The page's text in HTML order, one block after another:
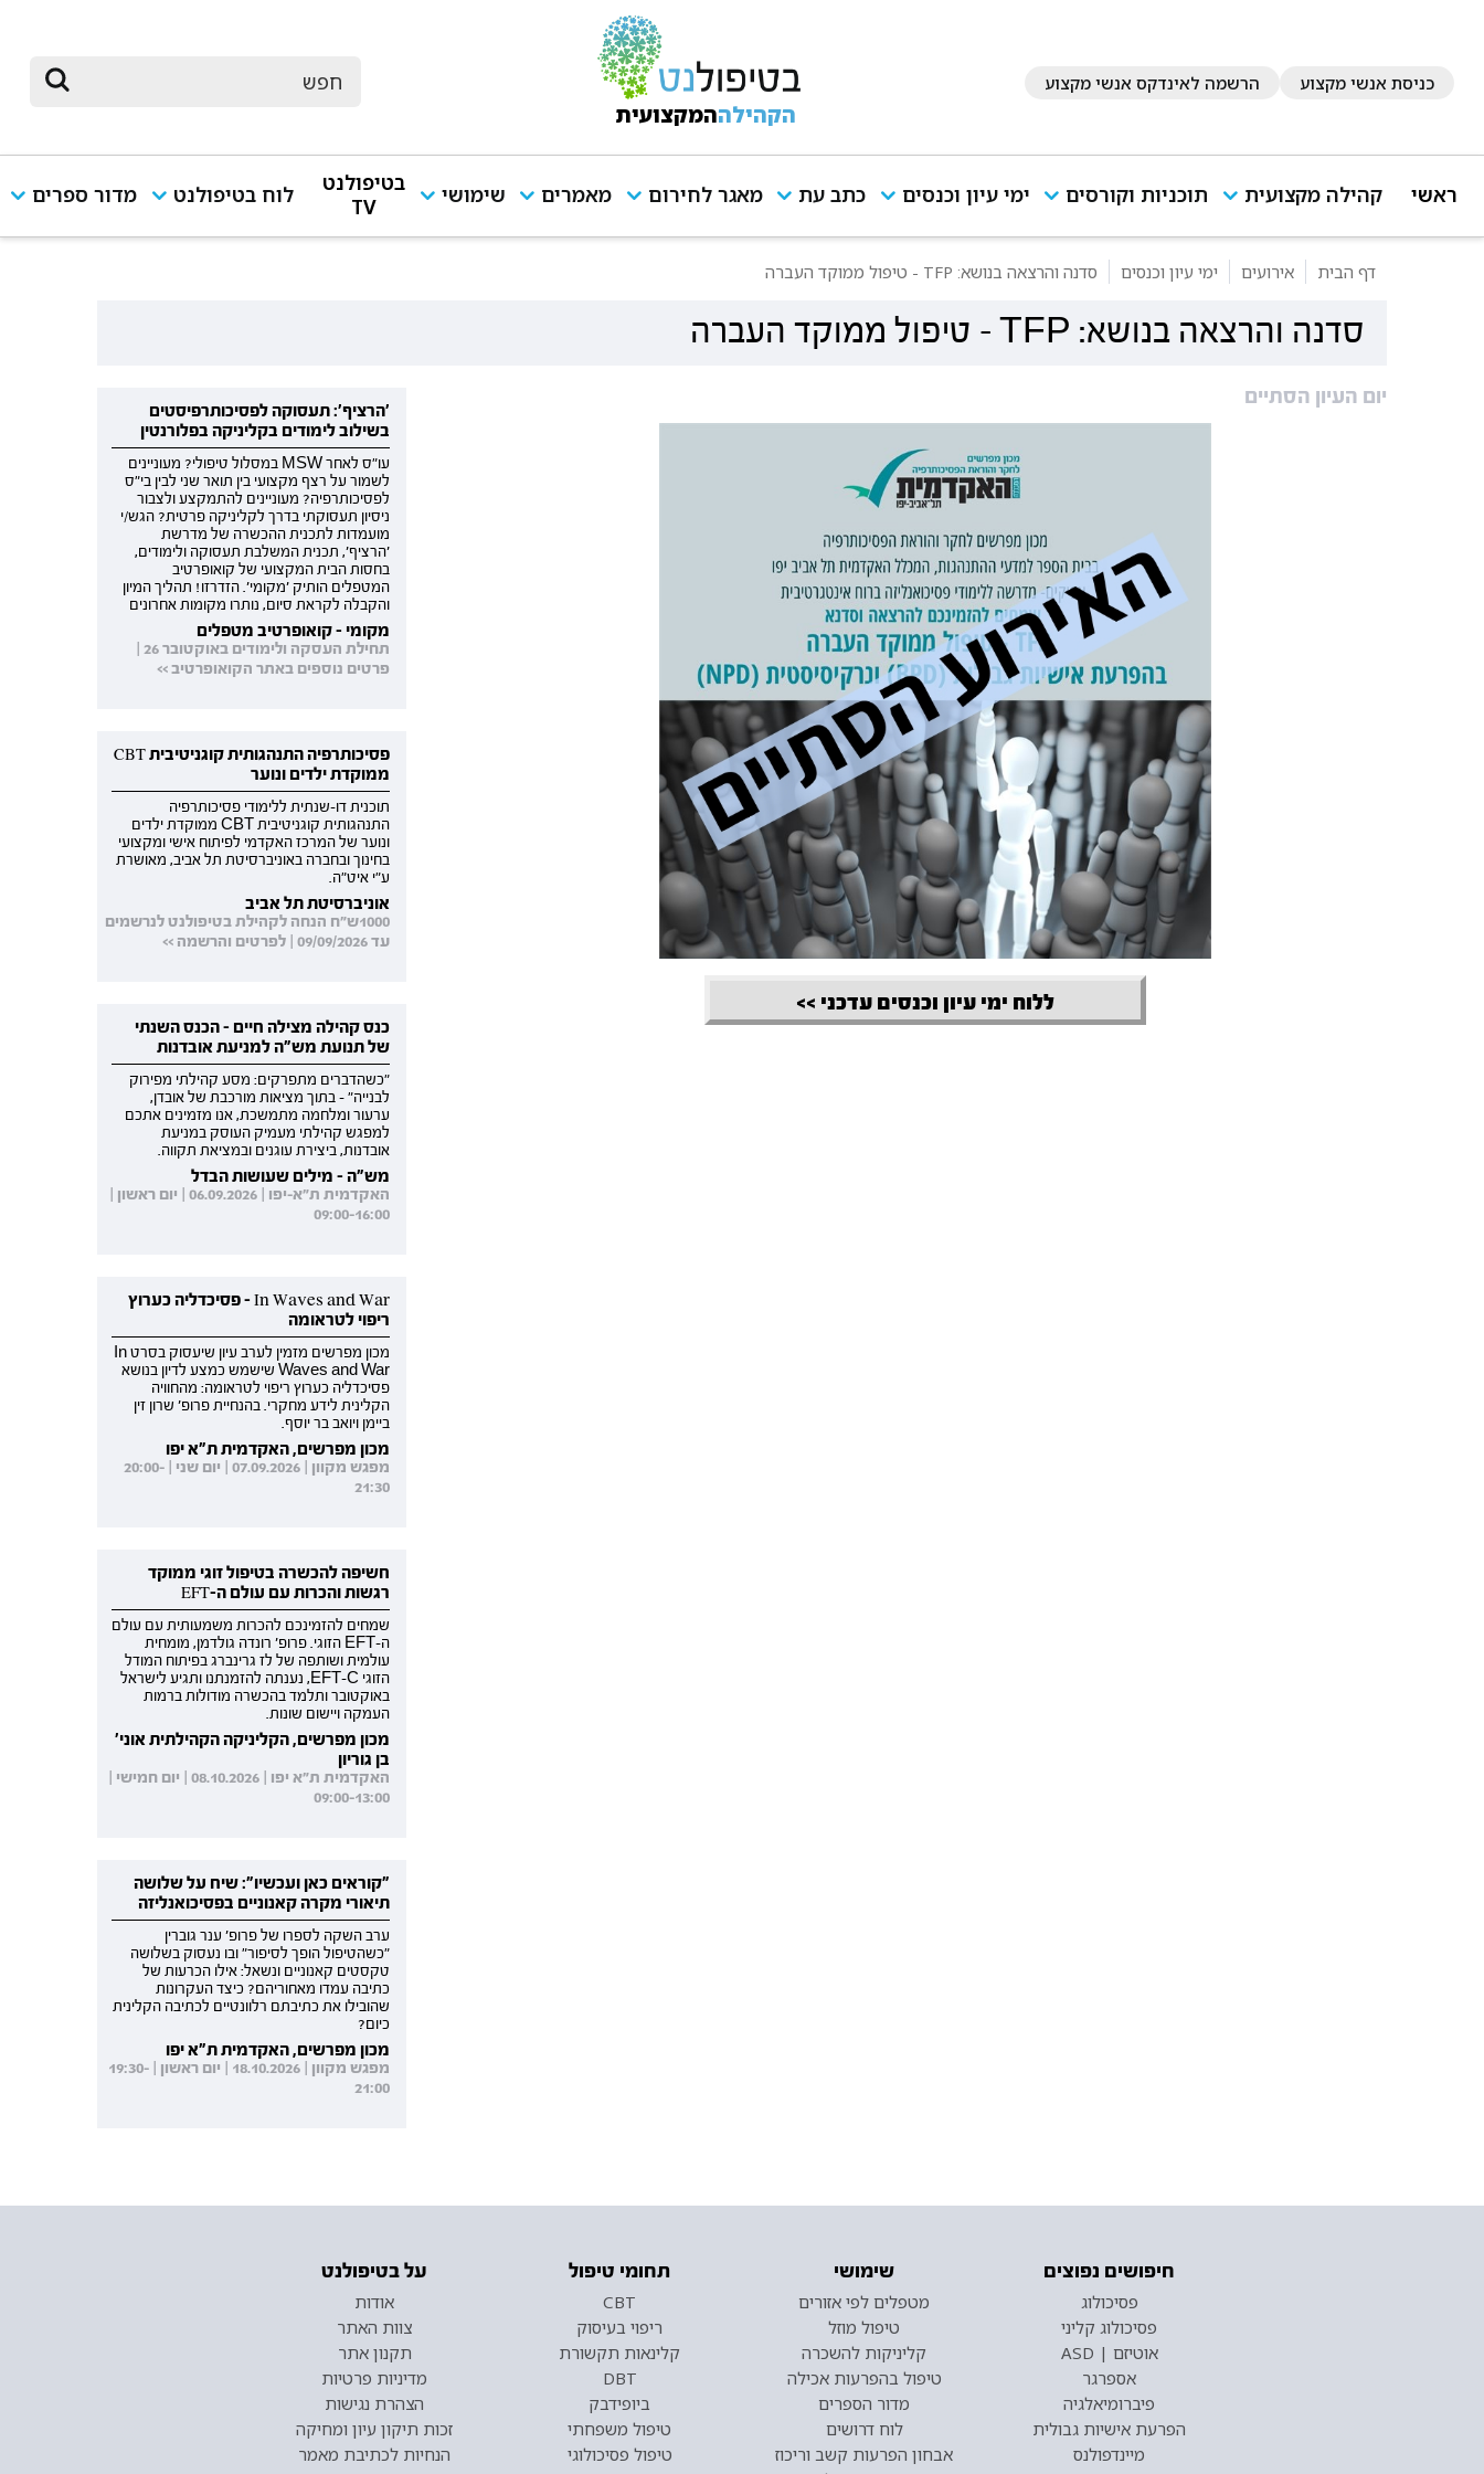
כניסת אנשי מקצוע הרשמה לאינדקס אנשי מקצוע
הקהילההמקצועית
ראשי קהילה מקצועית תוכניות וקורסים ימי עיון וכנסים כתב עת מאגר לחירום מאמרים שימושי
בטיפולנט
TV
לוח בטיפולנט מדור ספרים
דף הבית אירועים ימי עיון וכנסים סדנה והרצאה בנושא: TFP - טיפול ממוקד העברה
סדנה והרצאה בנושא: TFP - טיפול ממוקד העברה
יום העיון הסתיים
ללוח ימי עיון וכנסים עדכני >>
'הרציף': תעסוקה לפסיכותרפיסטים
בשילוב לימודים בקליניקה בפלורנטין
עו"ס לאחר MSW במסלול טיפולי? מעוניינים
לשמור על רצף מקצועי בין תואר שני לבין בי"ס
לפסיכותרפיה? מעוניינים להתמקצע ולצבור
ניסיון תעסוקתי בדרך לקליניקה פרטית? הגש/י
מועמדות לתכנית ההכשרה של מדרשת
'הרציף', תכנית המשלבת תעסוקה ולימודים,
בחסות הבית המקצועי של קואופרטיב
המטפלים הותיק 'מקומי'. הזדרזו! תהליך המיון
והקבלה לקראת סיום, נותרו מקומות אחרונים
מקומי - קואופרטיב מטפלים
תחילת העסקה ולימודים באוקטובר 26 |
פרטים נוספים באתר הקואופרטיב >>
פסיכותרפיה התנהגותית קוגניטיבית CBT
ממוקדת ילדים ונוער
תוכנית דו-שנתית ללימודי פסיכותרפיה
התנהגותית קוגניטיבית CBT ממוקדת ילדים
ונוער של המרכז האקדמי לפיתוח אישי ומקצועי
בחינוך ובחברה באוניברסיטת תל אביב, מאושרת
ע"י איט"ה.
אוניברסיטת תל אביב
1000ש"ח הנחה לקהילת בטיפולנט לנרשמים
עד 09/09/2026 | לפרטים והרשמה >>
כנס קהילה מצילה חיים - הכנס השנתי
של תנועת מש"ה למניעת אובדנות
"כשהדברים מתפרקים: מסע קהילתי מפירוק
לבנייה" - בתוך מציאות מורכבת של אובדן,
ערעור ומלחמה מתמשכת, אנו מזמינים אתכם
למפגש קהילתי מעמיק העוסק במניעת
אובדנות, ביצירת עוגנים ובמציאת תקווה.
מש"ה - מילים שעושות הבדל
האקדמית ת"א-יפו | 06.09.2026 | יום ראשון |
09:00-16:00
In Waves and War - פסיכדליה כערוץ
ריפוי לטראומה
מכון מפרשים מזמין לערב עיון שיעסוק בסרט In
Waves and War שישמש כמצע לדיון בנושא
פסיכדליה כערוץ ריפוי לטראומה: מהחוויה
הקלינית לידע מחקרי. בהנחיית פרופ' שרון זין
ביימן ויואב בר יוסף.
מכון מפרשים, האקדמית ת"א יפו
מפגש מקוון | 07.09.2026 | יום שני | 20:00-
21:30
חשיפה להכשרה בטיפול זוגי ממוקד
רגשות והכרות עם עולם ה-EFT
שמחים להזמינכם להכרות משמעותית עם עולם
ה-EFT הזוגי. פרופ' רונדה גולדמן, מומחית
עולמית ושותפה של לז גרינברג בפיתוח המודל
הזוגי EFT-C, נענתה להזמנתנו ותגיע לישראל
באוקטובר ותלמד בהכשרה מודולות ברמות
העמקה ויישום שונות.
מכון מפרשים, הקליניקה הקהילתית אוני'
בן גוריון
האקדמית ת"א יפו | 08.10.2026 | יום חמישי |
09:00-13:00
"קוראים כאן ועכשיו": שיח על שלושה
תיאורי מקרה קאנוניים בפסיכואנליזה
ערב השקה לספרו של פרופ' ענר גוברין
"כשהטיפול הופך לסיפור" ובו נעסוק בשלושה
טקסטים קאנוניים ונשאל: אילו הכרעות של
כתיבה עמדו מאחוריהם? כיצד העקרונות
שהובילו את כתיבתם רלוונטיים לכתיבה הקלינית
כיום?
מכון מפרשים, האקדמית ת"א יפו
מפגש מקוון | 18.10.2026 | יום ראשון | 19:30-
21:00
חיפושים נפוצים
פסיכולוג
פסיכולוג קליני
אוטיזם | ASD
אספרגר
פיברומיאלגיה
הפרעת אישיות גבולית
מיינדפולנס
שימושי
מטפלים לפי אזורים
טיפול מוזל
קליניקות להשכרה
טיפול בהפרעות אכילה
מדור הספרים
לוח דרושים
אבחון הפרעות קשב וריכוז
תחומי טיפול
CBT
ריפוי בעיסוק
קלינאות תקשורת
DBT
ביופידבק
טיפול משפחתי
טיפול פסיכולוגי
על בטיפולנט
אודות
צוות האתר
תקנון אתר
מדיניות פרטיות
הצהרת נגישות
זכות תיקון עיון ומחיקה
הנחיות לכתיבת מאמר